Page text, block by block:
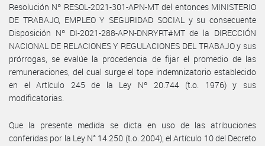
Resolución Nº RESOL-2021-301-APN-MT del entonces MINISTERIO
DE TRABAJO, EMPLEO Y SEGURIDAD SOCIAL y su consecuente
Disposición Nº DI-2021-288-APN-DNRYRT#MT de la DIRECCIÓN
NACIONAL DE RELACIONES Y REGULACIONES DEL TRABAJO y sus
prórrogas, se evalúe la procedencia de fijar el promedio de las
remuneraciones, del cual surge el tope indemnizatorio establecido
en el Artículo 245 de la Ley Nº 20.744 (t.o. 1976) y sus
modificatorias.
Que la presente medida se dicta en uso de las atribuciones
conferidas por la Ley N° 14.250 (t.o. 2004), el Artículo 10 del Decreto